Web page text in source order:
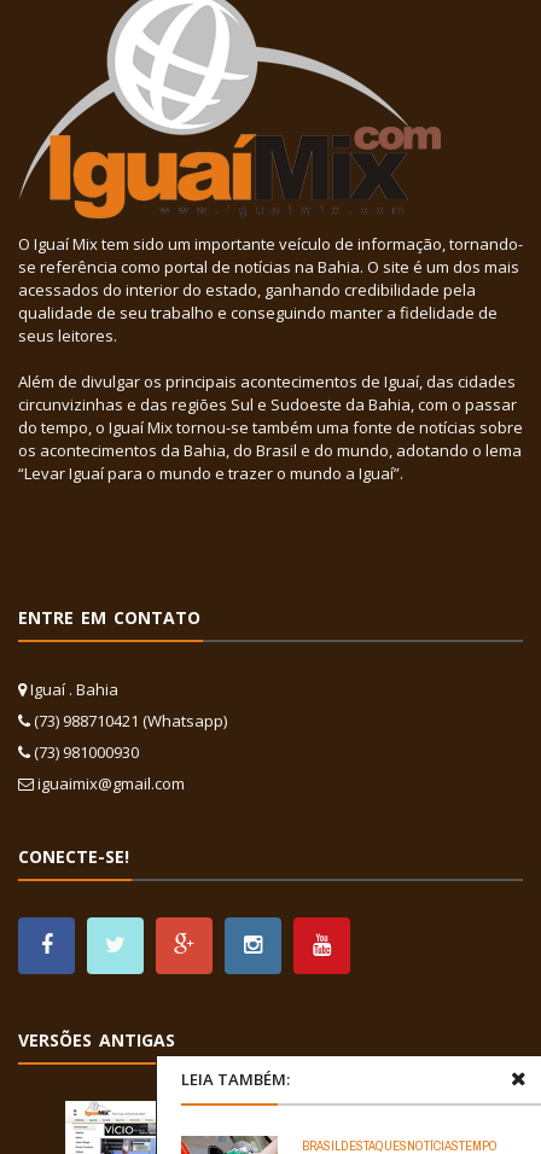
LEIA TAMBÉM:
BRASILDESTAQUESNOTÍCIASTEMPO
O Iguaí Mix tem sido um importante veículo de informação, tornando-
se referência como portal de notícias na Bahia. O site é um dos mais
acessados do interior do estado, ganhando credibilidade pela
qualidade de seu trabalho e conseguindo manter a fidelidade de
seus leitores.
Além de divulgar os principais acontecimentos de Iguaí, das cidades
circunvizinhas e das regiões Sul e Sudoeste da Bahia, com o passar
do tempo, o Iguaí Mix tornou-se também uma fonte de notícias sobre
os acontecimentos da Bahia, do Brasil e do mundo, adotando o lema
“Levar Iguaí para o mundo e trazer o mundo a Iguaí”.
ENTRE EM CONTATO
Iguaí . Bahia
(73) 988710421 (Whatsapp)
(73) 981000930
iguaimix@gmail.com
CONECTE-SE!
VERSÕES ANTIGAS